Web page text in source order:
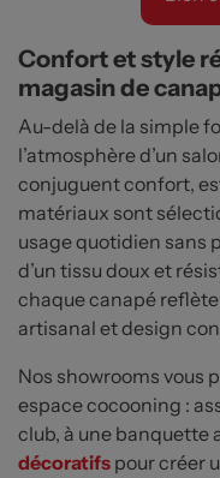
Confort et style
magasin de
Au-delà de la simple
l’atmosphère d’un
conjuguent confort,
matériaux sont
usage quotidien sans
d’un tissu doux et
chaque canapé
artisanal et design
Nos showrooms vous
espace cocooning :
club, à une banquette
décoratifs pour créer